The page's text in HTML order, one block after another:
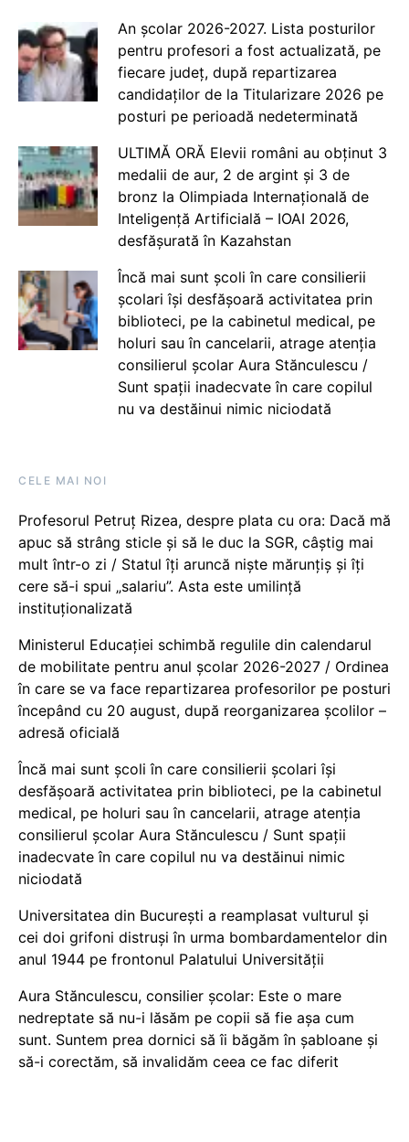
An școlar 2026-2027. Lista posturilor
pentru profesori a fost actualizată, pe
fiecare județ, după repartizarea
candidaților de la Titularizare 2026 pe
posturi pe perioadă nedeterminată
ULTIMĂ ORĂ Elevii români au obținut 3
medalii de aur, 2 de argint și 3 de
bronz la Olimpiada Internațională de
Inteligență Artificială – IOAI 2026,
desfășurată în Kazahstan
Încă mai sunt școli în care consilierii
școlari își desfășoară activitatea prin
biblioteci, pe la cabinetul medical, pe
holuri sau în cancelarii, atrage atenția
consilierul școlar Aura Stănculescu /
Sunt spații inadecvate în care copilul
nu va destăinui nimic niciodată
CELE MAI NOI
Profesorul Petruț Rizea, despre plata cu ora: Dacă mă
apuc să strâng sticle și să le duc la SGR, câștig mai
mult într-o zi / Statul îți aruncă niște mărunțiș și îți
cere să-i spui „salariu”. Asta este umilință
instituționalizată
Ministerul Educației schimbă regulile din calendarul
de mobilitate pentru anul școlar 2026-2027 / Ordinea
în care se va face repartizarea profesorilor pe posturi
începând cu 20 august, după reorganizarea școlilor –
adresă oficială
Încă mai sunt școli în care consilierii școlari își
desfășoară activitatea prin biblioteci, pe la cabinetul
medical, pe holuri sau în cancelarii, atrage atenția
consilierul școlar Aura Stănculescu / Sunt spații
inadecvate în care copilul nu va destăinui nimic
niciodată
Universitatea din București a reamplasat vulturul și
cei doi grifoni distruși în urma bombardamentelor din
anul 1944 pe frontonul Palatului Universității
Aura Stănculescu, consilier școlar: Este o mare
nedreptate să nu-i lăsăm pe copii să fie așa cum
sunt. Suntem prea dornici să îi băgăm în șabloane și
să-i corectăm, să invalidăm ceea ce fac diferit